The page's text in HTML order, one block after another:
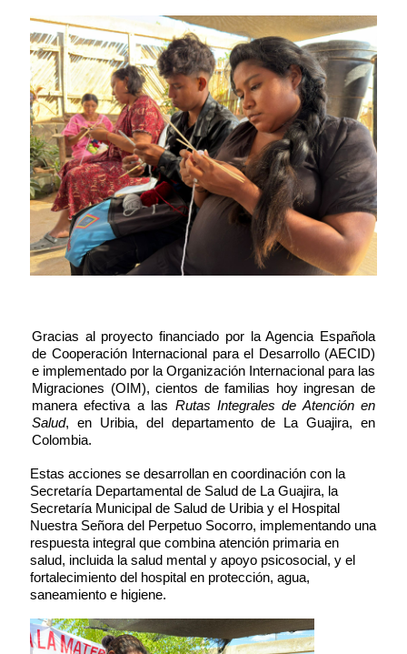
Summary of the news
Gracias al proyecto financiado por la Agencia Española
de Cooperación Internacional para el Desarrollo (AECID)
e implementado por la Organización Internacional para las
Migraciones (OIM), cientos de familias hoy ingresan de
manera efectiva a las Rutas Integrales de Atención en
Salud, en Uribia, del departamento de La Guajira, en
Colombia.
Estas acciones se desarrollan en coordinación con la
Secretaría Departamental de Salud de La Guajira, la
Secretaría Municipal de Salud de Uribia y el Hospital
Nuestra Señora del Perpetuo Socorro, implementando una
respuesta integral que combina atención primaria en
salud, incluida la salud mental y apoyo psicosocial, y el
fortalecimiento del hospital en protección, agua,
saneamiento e higiene.